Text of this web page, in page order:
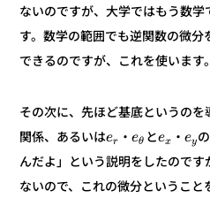
ないのですが、大学ではもう数
す。数学の範囲でも逆関数の微
できるのですが、これを使います。
その次に、先ほど基底というのを
関係、あるいはer ・eθ とex ・ey
んだよ」という説明をしたのです
ないので、これの微分というこ